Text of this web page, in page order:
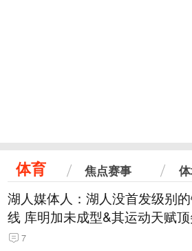
体育 焦点赛事
湖人媒体人：湖人没首发级别
线 库明加未成型&其运动天赋
7